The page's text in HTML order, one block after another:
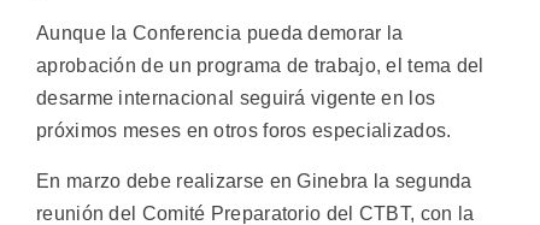
Aunque la Conferencia pueda demorar la
aprobación de un programa de trabajo, el tema del
desarme internacional seguirá vigente en los
próximos meses en otros foros especializados.
En marzo debe realizarse en Ginebra la segunda
reunión del Comité Preparatorio del CTBT, con la